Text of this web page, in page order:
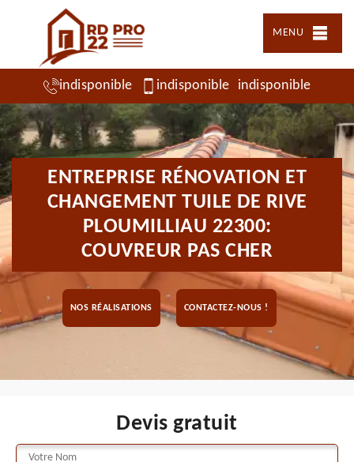
MENU
indisponible indisponible indisponible
ENTREPRISE RÉNOVATION ET
CHANGEMENT TUILE DE RIVE
PLOUMILLIAU 22300:
COUVREUR PAS CHER
NOS RÉALISATIONS CONTACTEZ-NOUS !
Devis gratuit